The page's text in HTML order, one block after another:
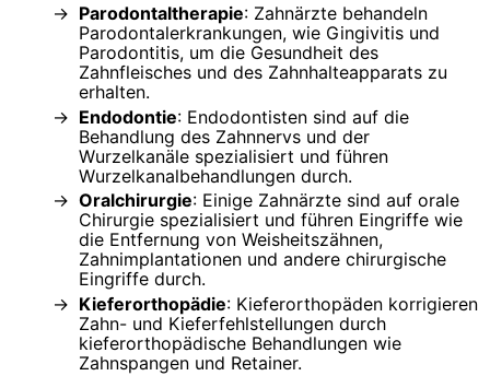
Parodontaltherapie: Zahnärzte behandeln
Parodontalerkrankungen, wie Gingivitis und
Parodontitis, um die Gesundheit des
Zahnfleisches und des Zahnhalteapparats zu
erhalten.
Endodontie: Endodontisten sind auf die
Behandlung des Zahnnervs und der
Wurzelkanäle spezialisiert und führen
Wurzelkanalbehandlungen durch.
Oralchirurgie: Einige Zahnärzte sind auf orale
Chirurgie spezialisiert und führen Eingriffe wie
die Entfernung von Weisheitszähnen,
Zahnimplantationen und andere chirurgische
Eingriffe durch.
Kieferorthopädie: Kieferorthopäden korrigieren
Zahn- und Kieferfehlstellungen durch
kieferorthopädische Behandlungen wie
Zahnspangen und Retainer.